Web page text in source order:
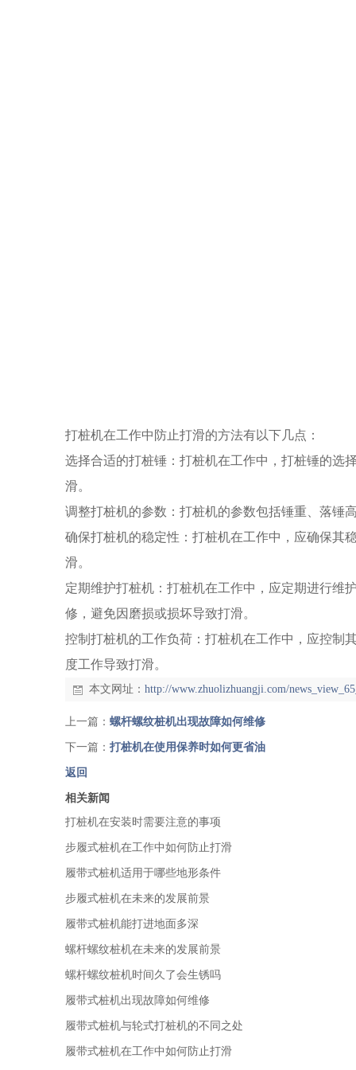
打桩机在工作中防止打滑的方法有以下几点：
选择合适的打桩锤：打桩机在工作中，打桩锤的选
滑。
调整打桩机的参数：打桩机的参数包括锤重、落锤
确保打桩机的稳定性：打桩机在工作中，应确保其
滑。
定期维护打桩机：打桩机在工作中，应定期进行维
修，避免因磨损或损坏导致打滑。
控制打桩机的工作负荷：打桩机在工作中，应控制
度工作导致打滑。
本文网址： http://www.zhuolizhuangji.com/
上一篇： 螺杆螺纹桩机出现故障如何维修
下一篇： 打桩机在使用保养时如何更省油
返回
相关新闻
打桩机在安装时需要注意的事项
步履式桩机在工作中如何防止打滑
履带式桩机适用于哪些地形条件
步履式桩机在未来的发展前景
履带式桩机能打进地面多深
螺杆螺纹桩机在未来的发展前景
螺杆螺纹桩机时间久了会生锈吗
履带式桩机出现故障如何维修
履带式桩机与轮式打桩机的不同之处
履带式桩机在工作中如何防止打滑